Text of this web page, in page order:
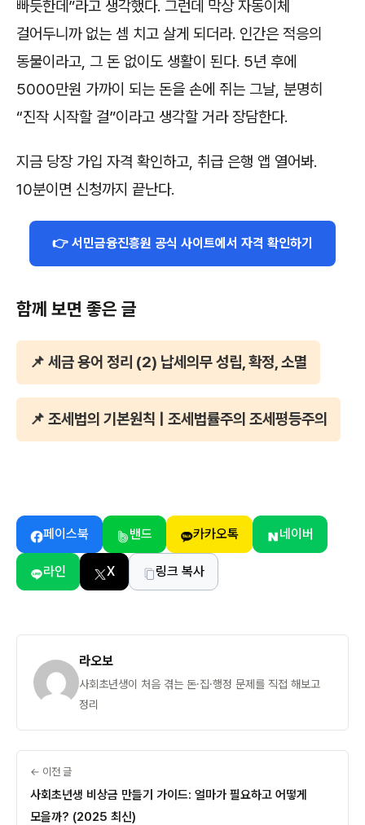
빠듯한데”라고 생각했다. 그런데 막상 자동이체
걸어두니까 없는 셈 치고 살게 되더라. 인간은 적응의
동물이라고, 그 돈 없이도 생활이 된다. 5년 후에
5000만원 가까이 되는 돈을 손에 쥐는 그날, 분명히
“진작 시작할 걸”이라고 생각할 거라 장담한다.
지금 당장 가입 자격 확인하고, 취급 은행 앱 열어봐.
10분이면 신청까지 끝난다.
👉 서민금융진흥원 공식 사이트에서 자격 확인하기
함께 보면 좋은 글
📌 세금 용어 정리 (2) 납세의무 성립, 확정, 소멸
📌 조세법의 기본원칙 | 조세법률주의 조세평등주의
페이스북 밴드 카카오톡 네이버
라인 X 링크 복사
라오보
사회초년생이 처음 겪는 돈·집·행정 문제를 직접 해보고
정리
← 이전 글
사회초년생 비상금 만들기 가이드: 얼마가 필요하고 어떻게
모을까? (2025 최신)